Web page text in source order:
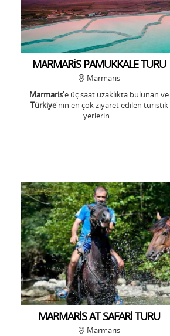
MARMARİS PAMUKKALE TURU
Marmaris
Marmaris'e üç saat uzaklıkta bulunan ve
Türkiye'nin en çok ziyaret edilen turistik
yerlerin...
MARMARİS AT SAFARİ TURU
Marmaris